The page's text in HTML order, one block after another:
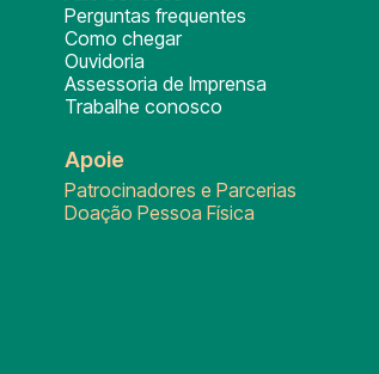
Perguntas frequentes
Como chegar
Ouvidoria
Assessoria de Imprensa
Trabalhe conosco
Apoie
Patrocinadores e Parcerias
Doação Pessoa Física